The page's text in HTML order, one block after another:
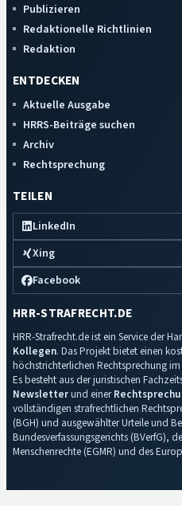
Publizieren
Redaktionelle Richtlinien
Redaktion
ENTDECKEN
Aktuelle Ausgabe
HRRS-Beiträge suchen
Archiv
Rechtsprechung
TEILEN
LinkedIn
Xing
Facebook
HRR-STRAFRECHT.DE
HRR-Strafrecht.de ist ein Service der
Kollegen. Das Projekt bietet einen
höchstrichterlichen Rechtsprechung
Es besteht aus der juristischen
Newsletterund einer
vollständigen strafrechtlichen
(BGH) und ausgewählter Urteile und
Bundesverfassungsgerichts (BVerfG),
Menschenrechte (EGMR) und des